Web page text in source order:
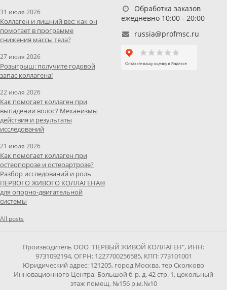
31 июля 2026
Коллаген и лишний вес: как он
помогает в программе
снижения массы тела?
27 июля 2026
Розыгрыш: получите годовой
запас коллагена!
22 июля 2026
Как помогает коллаген при
выпадении волос? Механизмы
действия и результаты
исследований
21 июля 2026
Как помогает коллаген при
остеопорозе и остеоартрозе?
Разбор исследований и роль
ПЕРВОГО ЖИВОГО КОЛЛАГЕНА®
для опорно-двигательной
системы
All posts
Обработка заказов
ежедневно 10:00 - 20:00
russia@profmsc.ru
Производитель ООО "ПЕРВЫЙ ЖИВОЙ КОЛЛАГЕН", ИНН:
9731092194, ОГРН: 1227700256585, КПП: 773101001
Юридический адрес: 121205, город Москва, тер Сколково
Инновационного Центра, Большой б-р, д. 42 стр. 1, цокольный
этаж помещ. №156 р.м.№10